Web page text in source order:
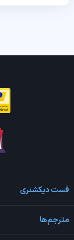
فست دیکشنری
مترجم‌ها